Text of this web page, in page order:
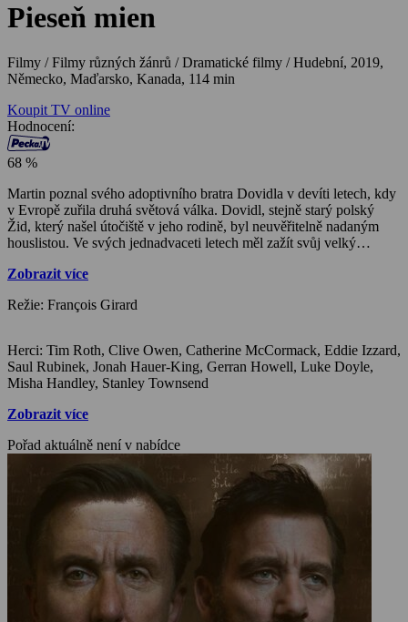
Pieseň mien
Filmy / Filmy různých žánrů / Dramatické filmy / Hudební, 2019,
Německo, Maďarsko, Kanada, 114 min
Koupit TV online
Hodnocení:
68 %
Martin poznal svého adoptivního bratra Dovidla v devíti letech, kdy
v Evropě zuřila druhá světová válka. Dovidl, stejně starý polský
Žid, který našel útočiště v jeho rodině, byl neuvěřitelně nadaným
houslistou. Ve svých jednadvaceti letech měl zažít svůj velký
velice zostudilo celou jeho rodinu. Skoro po čtyřiceti letech je
protože pozná, že tuto partituru ji nemohl naučit nikdo jiný než
Zobrazit více
Režie: François Girard
Herci: Tim Roth, Clive Owen, Catherine McCormack, Eddie Izzard,
Saul Rubinek, Jonah Hauer-King, Gerran Howell, Luke Doyle,
Misha Handley, Stanley Townsend
Zobrazit více
Pořad aktuálně není v nabídce